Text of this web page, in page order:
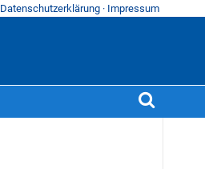
Datenschutzerklärung · Impressum